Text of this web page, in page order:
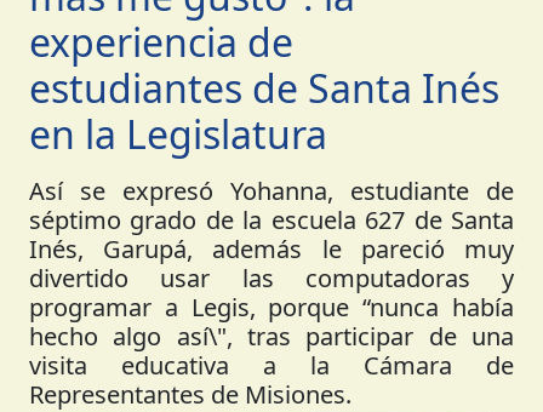
experiencia de
estudiantes de Santa Inés
en la Legislatura
Así se expresó Yohanna, estudiante de
séptimo grado de la escuela 627 de Santa
Inés, Garupá, además le pareció muy
divertido usar las computadoras y
programar a Legis, porque “nunca había
hecho algo así\", tras participar de una
visita educativa a la Cámara de
Representantes de Misiones.